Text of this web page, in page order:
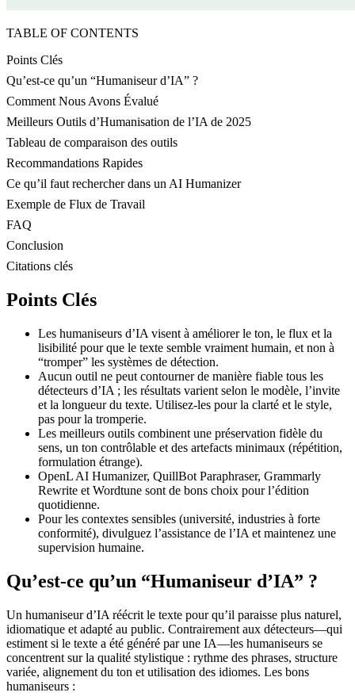
TABLE OF CONTENTS
Points Clés
Qu’est-ce qu’un “Humaniseur d’IA” ?
Comment Nous Avons Évalué
Meilleurs Outils d’Humanisation de l’IA de 2025
Tableau de comparaison des outils
Recommandations Rapides
Ce qu’il faut rechercher dans un AI Humanizer
Exemple de Flux de Travail
FAQ
Conclusion
Citations clés
Points Clés
Les humaniseurs d’IA visent à améliorer le ton, le flux et la
lisibilité pour que le texte semble vraiment humain, et non à
“tromper” les systèmes de détection.
Aucun outil ne peut contourner de manière fiable tous les
détecteurs d’IA ; les résultats varient selon le modèle, l’invite
et la longueur du texte. Utilisez-les pour la clarté et le style,
pas pour la tromperie.
Les meilleurs outils combinent une préservation fidèle du
sens, un ton contrôlable et des artefacts minimaux (répétition,
formulation étrange).
OpenL AI Humanizer, QuillBot Paraphraser, Grammarly
Rewrite et Wordtune sont de bons choix pour l’édition
quotidienne.
Pour les contextes sensibles (université, industries à forte
conformité), divulguez l’assistance de l’IA et maintenez une
supervision humaine.
Qu’est-ce qu’un “Humaniseur d’IA” ?
Un humaniseur d’IA réécrit le texte pour qu’il paraisse plus naturel,
idiomatique et adapté au public. Contrairement aux détecteurs—qui
estiment si le texte a été généré par une IA—les humaniseurs se
concentrent sur la qualité stylistique : rythme des phrases, structure
variée, alignement du ton et utilisation des idiomes. Les bons
humaniseurs :